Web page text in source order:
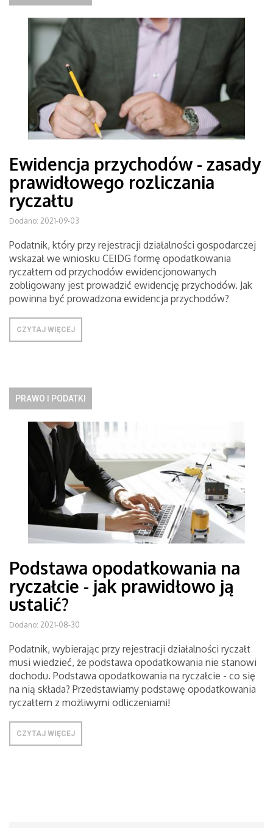
Ewidencja przychodów - zasady
prawidłowego rozliczania
ryczałtu
Dodano: 2021-09-03
Podatnik, który przy rejestracji działalności gospodarczej
wskazał we wniosku CEIDG formę opodatkowania
ryczałtem od przychodów ewidencjonowanych
zobligowany jest prowadzić ewidencję przychodów. Jak
powinna być prowadzona ewidencja przychodów?
CZYTAJ WIĘCEJ
PRAWO I PODATKI
Podstawa opodatkowania na
ryczałcie - jak prawidłowo ją
ustalić?
Dodano: 2021-08-30
Podatnik, wybierając przy rejestracji działalności ryczałt
musi wiedzieć, że podstawa opodatkowania nie stanowi
dochodu. Podstawa opodatkowania na ryczałcie - co się
na nią składa? Przedstawiamy podstawę opodatkowania
ryczałtem z możliwymi odliczeniami!
CZYTAJ WIĘCEJ